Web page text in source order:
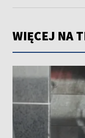
WIĘCEJ NA